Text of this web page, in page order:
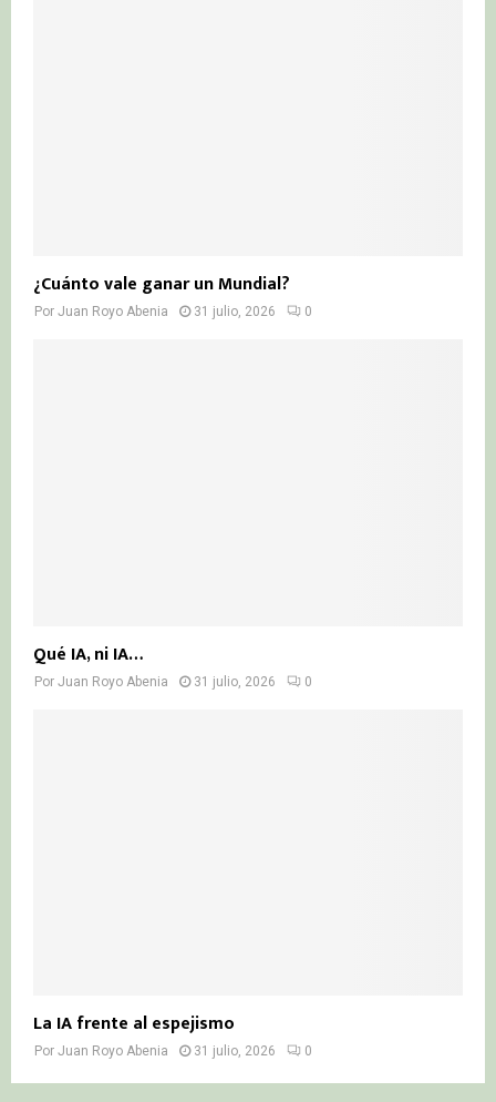
¿Cuánto vale ganar un Mundial?
Por Juan Royo Abenia 31 julio, 2026 0
Qué IA, ni IA…
Por Juan Royo Abenia 31 julio, 2026 0
La IA frente al espejismo
Por Juan Royo Abenia 31 julio, 2026 0